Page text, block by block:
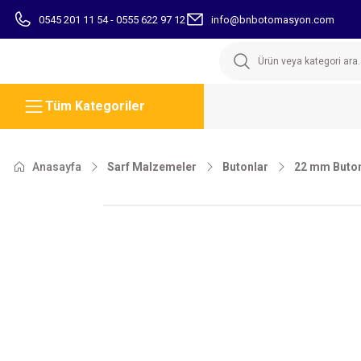
0545 201 11 54 - 0555 622 97 12 info@bnbotomasyon.com
Tüm Kategoriler
Anasayfa Sarf Malzemeler Butonlar 22 mm